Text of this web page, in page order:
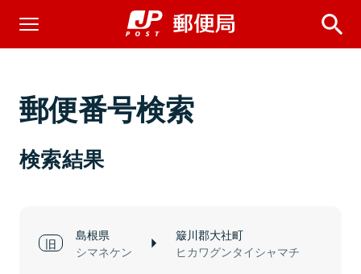
郵便番号検索
検索結果
島根県
シマネケン
簸川郡大社町
ヒカワグンタイシャマチ